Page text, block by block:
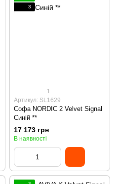
3
1
Артикул: SL1629
Софа NORDIC 2 Velvet Signal
Синій **
17 173 грн
В наявності